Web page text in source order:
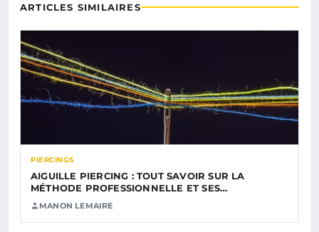
ARTICLES SIMILAIRES
PIERCINGS
AIGUILLE PIERCING : TOUT SAVOIR SUR LA
MÉTHODE PROFESSIONNELLE ET SES…
MANON LEMAIRE